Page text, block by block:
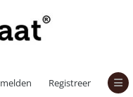
Registreer